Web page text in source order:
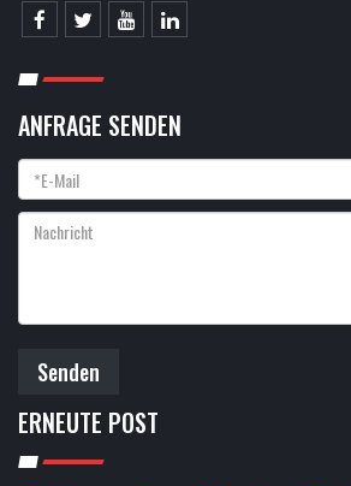
ANFRAGE SENDEN
Senden
ERNEUTE POST